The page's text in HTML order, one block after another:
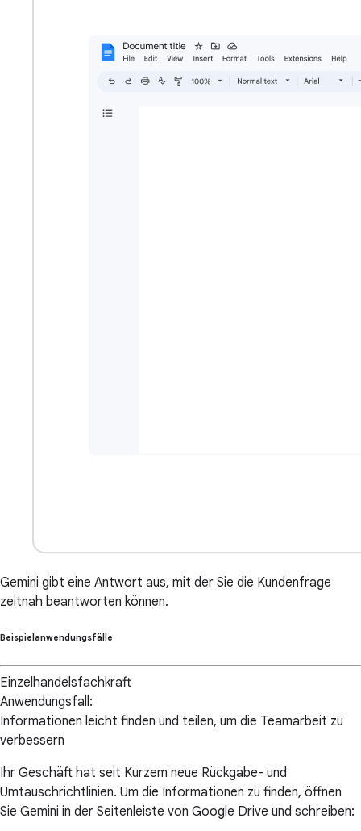
Gemini gibt eine Antwort aus, mit der Sie die Kundenfrage
zeitnah beantworten können.
Beispielanwendungsfälle
Einzelhandelsfachkraft
Anwendungsfall:
Informationen leicht finden und teilen, um die Teamarbeit zu
verbessern
Ihr Geschäft hat seit Kurzem neue Rückgabe- und
Umtauschrichtlinien. Um die Informationen zu finden, öffnen
Sie Gemini in der Seitenleiste von Google Drive und schreiben: